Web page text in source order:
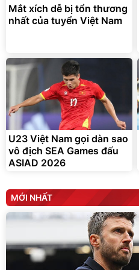
Bạt Trùm Xe Ô TÔ 4 Chỗ 5
Chỗ 7 Chỗ, Bán Tải
399.000
319.000đ
Đang xem nhiều
Mắt xích dễ bị tổn thương
nhất của tuyển Việt Nam
U23 Việt Nam gọi dàn sao
vô địch SEA Games đấu
ASIAD 2026
MỚI NHẤT